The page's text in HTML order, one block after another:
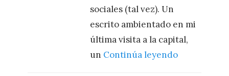
sociales (tal vez). Un
escrito ambientado en mi
última visita a la capital,
un Continúa leyendo